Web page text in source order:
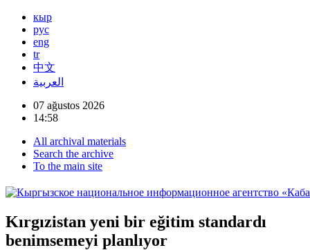
кыр
рус
eng
tr
中文
العربية
07 ağustos 2026
14:58
All archival materials
Search the archive
To the main site
Kırgızistan yeni bir eğitim standardı
benimsemeyi planlıyor